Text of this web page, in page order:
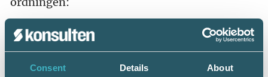
Consent Details About
Har du deklarerat via Skatteverkets e-tjänst?
Om du ska få pengar tillbaka och har anmält
konto så får du ditt slutskattebesked i juni.
Skatt att få tillbaka betalas ut till ditt konto